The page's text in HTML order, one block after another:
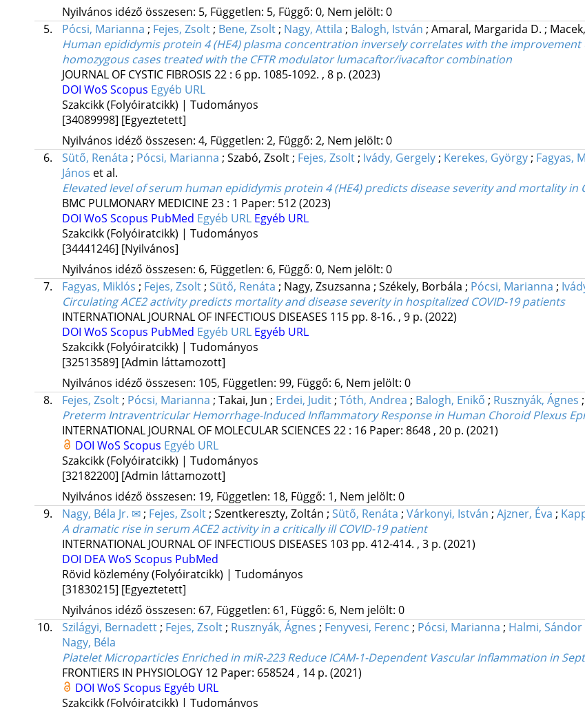
Nyilvános idéző összesen: 5, Független: 5, Függő: 0, Nem jelölt: 0
5.
Pócsi, Marianna ; Fejes, Zsolt; Bene, Zsolt; Nagy, Attila ; Balogh, István ; Amaral, Margarida D. ;
Human epididymis protein 4 (HE4) plasma concentration inversely correlates with the improvement
homozygous cases treated with the CFTR modulator lumacaftor/ivacaftor combination
JOURNAL OF CYSTIC FIBROSIS 22: 6 pp. 1085-1092. , 8 p. (2023)
DOI WoS Scopus Egyéb URL
Szakcikk (Folyóiratcikk) | Tudományos
[34089998] [Egyeztetett]
Nyilvános idéző összesen: 4, Független: 2, Függő: 2, Nem jelölt: 0
6.
Sütő, Renáta ; Pócsi, Marianna ; Szabó, Zsolt; Fejes, Zsolt; Ivády, Gergely; Kerekes, György; Fagyas,
János et al.
Elevated level of serum human epididymis protein 4 (HE4) predicts disease severity and mortality in
BMC PULMONARY MEDICINE 23: 1 Paper: 512(2023)
DOI WoS Scopus PubMed Egyéb URL Egyéb URL
Szakcikk (Folyóiratcikk) | Tudományos
[34441246] [Nyilvános]
Nyilvános idéző összesen: 6, Független: 6, Függő: 0, Nem jelölt: 0
7.
Fagyas, Miklós ; Fejes, Zsolt; Sütő, Renáta ; Nagy, Zsuzsanna ; Székely, Borbála ; Pócsi, Marianna ;
Circulating ACE2 activity predicts mortality and disease severity in hospitalized COVID-19 patients
INTERNATIONAL JOURNAL OF INFECTIOUS DISEASES 115 pp. 8-16. , 9 p. (2022)
DOI WoS Scopus PubMed Egyéb URL Egyéb URL
Szakcikk (Folyóiratcikk) | Tudományos
[32513589] [Admin láttamozott]
Nyilvános idéző összesen: 105, Független: 99, Függő: 6, Nem jelölt: 0
8.
Fejes, Zsolt; Pócsi, Marianna ; Takai, Jun ; Erdei, Judit; Tóth, Andrea ; Balogh, Enikő ; Rusznyák, Ágnes ;
Preterm Intraventricular Hemorrhage-Induced Inflammatory Response in Human Choroid Plexus
INTERNATIONAL JOURNAL OF MOLECULAR SCIENCES 22: 16 Paper: 8648 , 20 p. (2021)
DOI WoS Scopus Egyéb URL
Szakcikk (Folyóiratcikk) | Tudományos
[32182200] [Admin láttamozott]
Nyilvános idéző összesen: 19, Független: 18, Függő: 1, Nem jelölt: 0
9.
Nagy, Béla Jr. ✉; Fejes, Zsolt; Szentkereszty, Zoltán ; Sütő, Renáta ; Várkonyi, István ; Ajzner, Éva ;
A dramatic rise in serum ACE2 activity in a critically ill COVID-19 patient
INTERNATIONAL JOURNAL OF INFECTIOUS DISEASES 103 pp. 412-414. , 3 p. (2021)
DOI DEAWoS Scopus PubMed
Rövid közlemény (Folyóiratcikk) | Tudományos
[31830215] [Egyeztetett]
Nyilvános idéző összesen: 67, Független: 61, Függő: 6, Nem jelölt: 0
10.
Szilágyi, Bernadett; Fejes, Zsolt; Rusznyák, Ágnes ; Fenyvesi, Ferenc ; Pócsi, Marianna ; Halmi, Sándor
Nagy, Béla
Platelet Microparticles Enriched in miR-223 Reduce ICAM-1-Dependent Vascular Inflammation in
FRONTIERS IN PHYSIOLOGY 12 Paper: 658524 , 14 p. (2021)
DOI WoS Scopus Egyéb URL
Szakcikk (Folyóiratcikk) | Tudományos